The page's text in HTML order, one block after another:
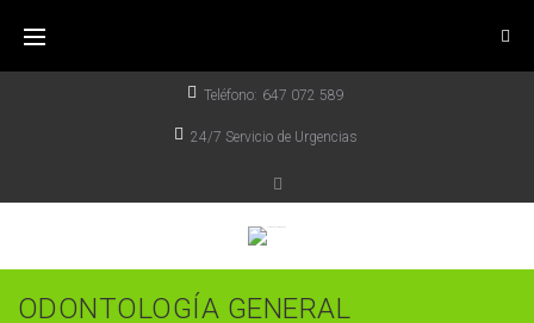
Teléfono: 647 072 589
24/7 Servicio de Urgencias
ODONTOLOGÍA GENERAL